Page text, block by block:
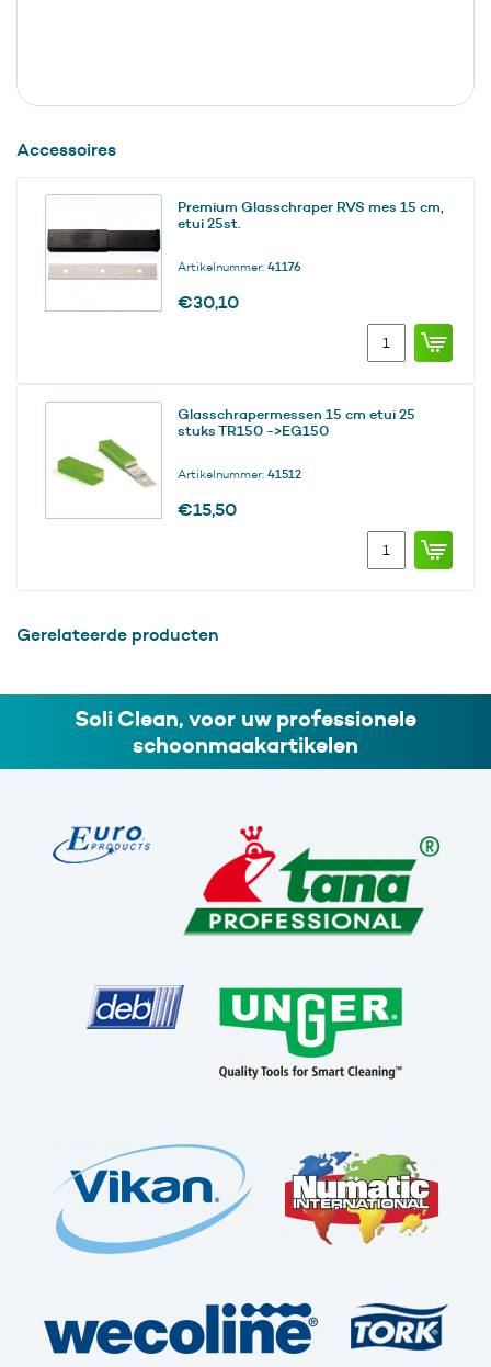
Accessoires
Premium Glasschraper RVS mes 15 cm,
etui 25st.
Artikelnummer: 41176
€30,10
Premium
Glasschraper
15
Glasschrapermessen 15 cm etui 25
stuks TR150 ->EG150
Artikelnummer: 41512
€15,50
aantal
Gerelateerde producten
Soli Clean, voor uw professionele
schoonmaakartikelen